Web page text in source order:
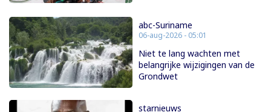
abc-Suriname
06-aug-2026 - 05:01
Niet te lang wachten met
belangrijke wijzigingen van de
Grondwet
starnieuws